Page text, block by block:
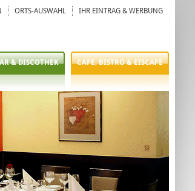
IHR EINTRAG & WERBUNG
ORTS-AUSWAHL
& DISCOTHEK CAFE, BISTRO & EISCAFE